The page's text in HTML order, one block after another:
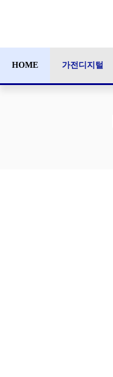
HOME 가전디지털